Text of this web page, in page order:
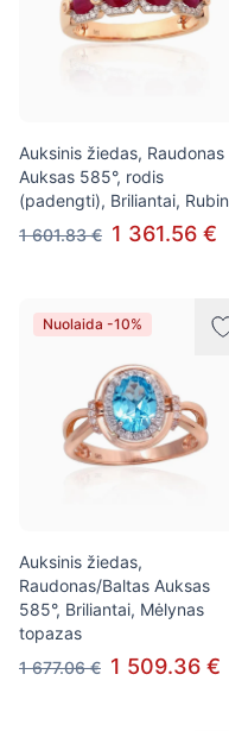
Auksinis žiedas, Raudonas
Auksas 585°, rodis
(padengti), Briliantai,
1 601.83 € 1 361.56 €
Nuolaida -10%
Auksinis žiedas,
Raudonas/Baltas Auksas
585°, Briliantai, Mėlynas
topazas
1 677.06 € 1 509.36 €